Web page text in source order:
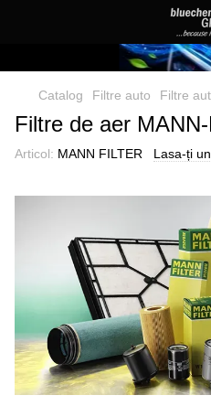
Catalog Filtre auto Filtre
Filtre de aer
Articol: MANN FILTER Lasa-ți